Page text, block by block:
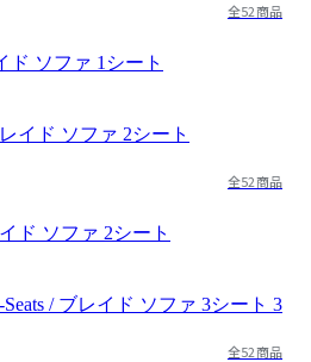
全52商品
ド ソファ 1シート
全52商品
ド ソファ 2シート
全52商品